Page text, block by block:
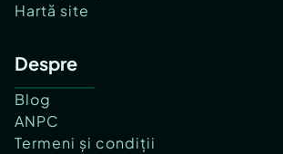
Hartă site
Despre
Blog
ANPC
Termeni și condiții